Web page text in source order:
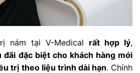
nám tại V-Medical rất hợp lý,
đãi đặc biệt cho khách hàng mới
trị theo liệu trình dài hạn. Chính